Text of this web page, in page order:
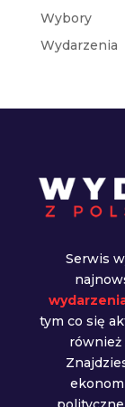
Wybory
Wydarzenia
Serwis
tym co się
również